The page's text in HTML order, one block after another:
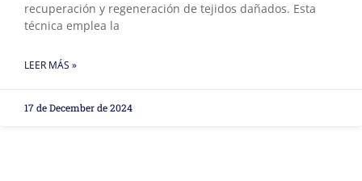
recuperación y regeneración de tejidos dañados. Esta
técnica emplea la
LEER MÁS »
17 de December de 2024